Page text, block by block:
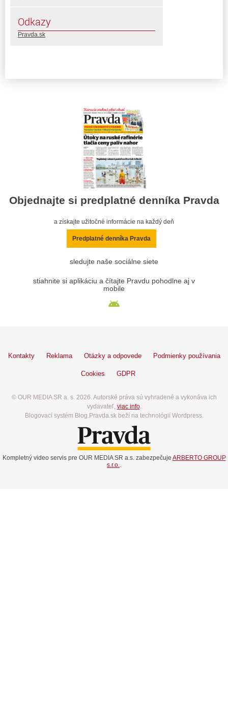
Odkazy
Pravda.sk
Objednajte si predplatné denníka Pravda
a získajte užitočné informácie na každý deň
Predplatné denníka Pravda
sledujte naše sociálne siete
stiahnite si aplikáciu a čítajte Pravdu pohodlne aj v
mobile
Kontakty Reklama Otázky a odpovede Podmienky používania
Cookies GDPR
© OUR MEDIA SR a. s. 2026. Autorské práva sú vyhradené a vykonáva ich
vydavateľ, viac info.
Blogovací systém Blog.Pravda.sk beží na technológií Wordpress.
Kompletný video servis pre OUR MEDIA SR a.s. zabezpečuje ARBERTO GROUP
s.r.o.